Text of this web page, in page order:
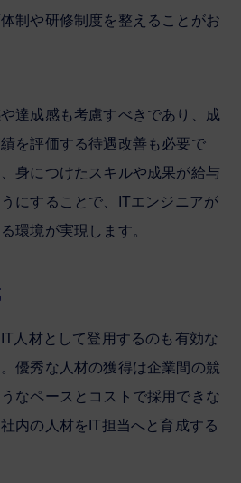
制や研修制度を整えることがお
達成感も考慮すべきであり、成
を評価する待遇改善も必要で
身につけたスキルや成果が給与
にすることで、ITエンジニアが
環境が実現します。
人材として登用するのも有効な
優秀な人材の獲得は企業間の競
なペースとコストで採用できな
内の人材をIT担当へと育成する